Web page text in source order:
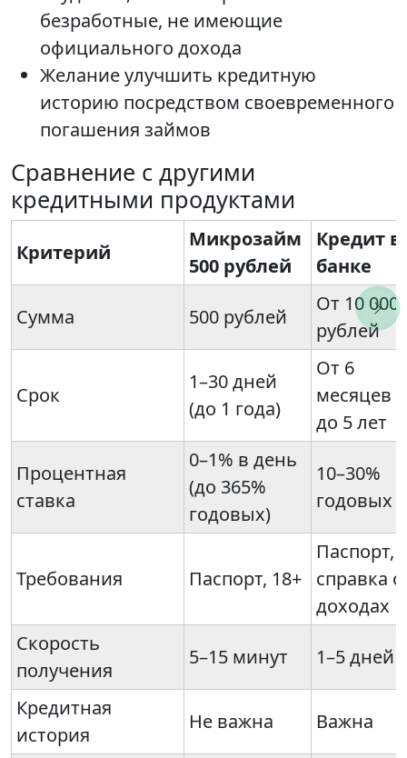
безработные, не имеющие
официального дохода
Желание улучшить кредитную
историю посредством своевременного
погашения займов
Сравнение с другими
кредитными продуктами
Критерий
Микрозайм
500 рублей
Кредит в
банке
Сумма 500 рублей
От 10 000
рублей
Срок
1–30 дней
(до 1 года)
От 6
месяцев
до 5 лет
Процентная
ставка
0–1% в день
(до 365%
годовых)
10–30%
годовых
Требования Паспорт, 18+
Паспорт,
справка о
доходах
Скорость
получения
5–15 минут 1–5 дней
Кредитная
история
Не важна Важна